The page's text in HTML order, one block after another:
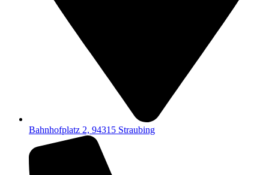
Bahnhofplatz 2, 94315 Straubing